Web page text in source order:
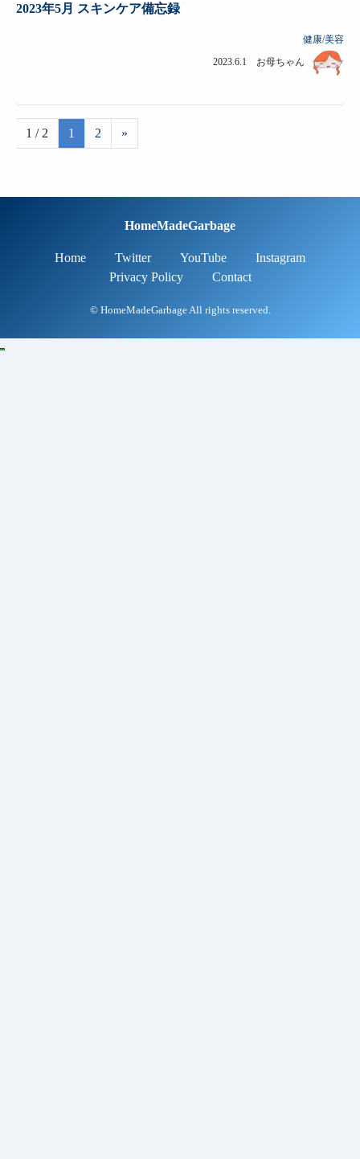
2023年5月 スキンケア備忘録
健康/美容
2023.6.1 お母ちゃん
1 / 2 1 2 »
HomeMadeGarbage
Home Twitter YouTube
Instagram
Privacy Policy
Contact
© HomeMadeGarbage All rights reserved.